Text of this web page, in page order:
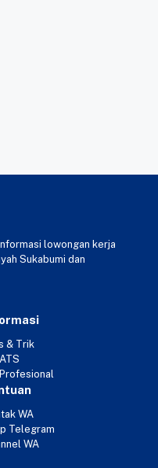
lowongan kerja
Sukabumi dan
& Trik
WA
Telegram
WA